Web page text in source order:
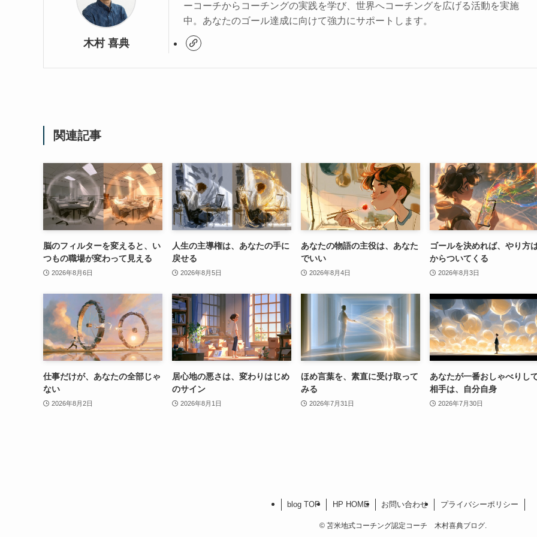
木村 喜典
ーコーチからコーチングの実践を学び、世界へコーチングを広げる活動を実施
中。あなたのゴール達成に向けて強力にサポートします。
関連記事
脳のフィルターを変えると、い
つもの職場が変わって見える
2026年8月6日
人生の主導権は、あなたの手に
戻せる
2026年8月5日
あなたの物語の主役は、あなた
でいい
2026年8月4日
ゴールを決めれば、やり方
からついてくる
2026年8月3日
仕事だけが、あなたの全部じゃ
ない
2026年8月2日
居心地の悪さは、変わりはじめ
のサイン
2026年8月1日
ほめ言葉を、素直に受け取って
みる
2026年7月31日
あなたが一番おしゃべりし
相手は、自分自身
2026年7月30日
blog TOP HP HOME お問い合わせ プライバシーポリシー
©苫米地式コーチング認定コーチ 木村喜典ブログ.